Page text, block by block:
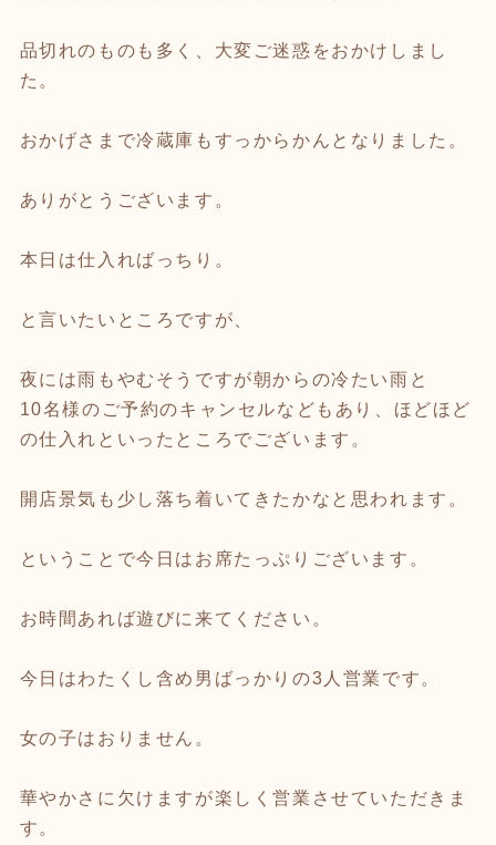
品切れのものも多く、大変ご迷惑をおかけしまし
た。
おかげさまで冷蔵庫もすっからかんとなりました。
ありがとうございます。
本日は仕入ればっちり。
と言いたいところですが、
夜には雨もやむそうですが朝からの冷たい雨と
10名様のご予約のキャンセルなどもあり、ほどほど
の仕入れといったところでございます。
開店景気も少し落ち着いてきたかなと思われます。
ということで今日はお席たっぷりございます。
お時間あれば遊びに来てください。
今日はわたくし含め男ばっかりの3人営業です。
女の子はおりません。
華やかさに欠けますが楽しく営業させていただきま
す。